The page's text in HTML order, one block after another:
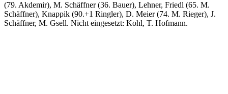
(79. Akdemir), M. Schäffner (36. Bauer), Lehner, Friedl (65. M.
Schäffner), Knappik (90.+1 Ringler), D. Meier (74. M. Rieger), J.
Schäffner, M. Gsell. Nicht eingesetzt: Kohl, T. Hofmann.